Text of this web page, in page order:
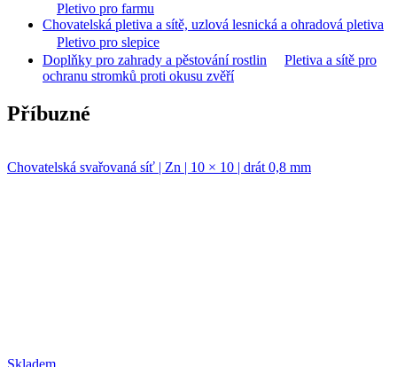
Pletivo pro farmu
Chovatelská pletiva a sítě, uzlová lesnická a ohradová pletiva
Pletivo pro slepice
Doplňky pro zahrady a pěstování rostlin
Pletiva a sítě pro
ochranu stromků proti okusu zvěří
Příbuzné
Chovatelská svařovaná síť | Zn | 10 × 10 | drát 0,8 mm
Skladem